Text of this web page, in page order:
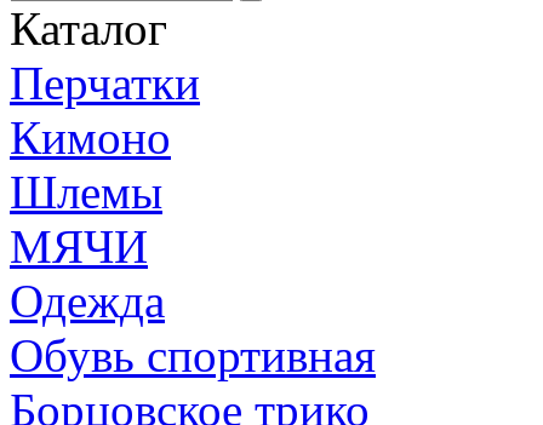
Каталог
Перчатки
Кимоно
Шлемы
МЯЧИ
Одежда
Обувь спортивная
Борцовское трико